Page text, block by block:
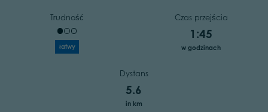
Trudność
łatwy
Czas przejścia
1:45
w godzinach
Dystans
5.6
in km